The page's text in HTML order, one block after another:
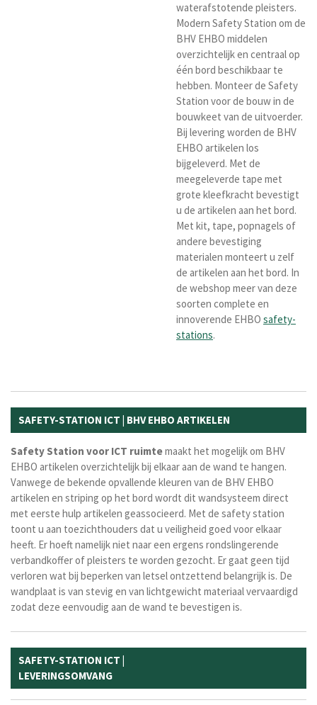
waterafstotende pleisters.
Modern Safety Station om de
BHV EHBO middelen
overzichtelijk en centraal op
één bord beschikbaar te
hebben. Monteer de Safety
Station voor de bouw in de
bouwkeet van de uitvoerder.
Bij levering worden de BHV
EHBO artikelen los
bijgeleverd. Met de
meegeleverde tape met
grote kleefkracht bevestigt
u de artikelen aan het bord.
Met kit, tape, popnagels of
andere bevestiging
materialen monteert u zelf
de artikelen aan het bord. In
de webshop meer van deze
soorten complete en
innoverende EHBO safety-
stations.
SAFETY-STATION ICT | BHV EHBO ARTIKELEN
Safety Station voor ICT ruimtemaakt het mogelijk om BHV
EHBO artikelen overzichtelijk bij elkaar aan de wand te hangen.
Vanwege de bekende opvallende kleuren van de BHV EHBO
artikelen en striping op het bord wordt dit wandsysteem direct
met eerste hulp artikelen geassocieerd. Met de safety station
toont u aan toezichthouders dat u veiligheid goed voor elkaar
heeft. Er hoeft namelijk niet naar een ergens rondslingerende
verbandkoffer of pleisters te worden gezocht. Er gaat geen tijd
verloren wat bij beperken van letsel ontzettend belangrijk is. De
wandplaat is van stevig en van lichtgewicht materiaal vervaardigd
zodat deze eenvoudig aan de wand te bevestigen is.
SAFETY-STATION ICT |
LEVERINGSOMVANG